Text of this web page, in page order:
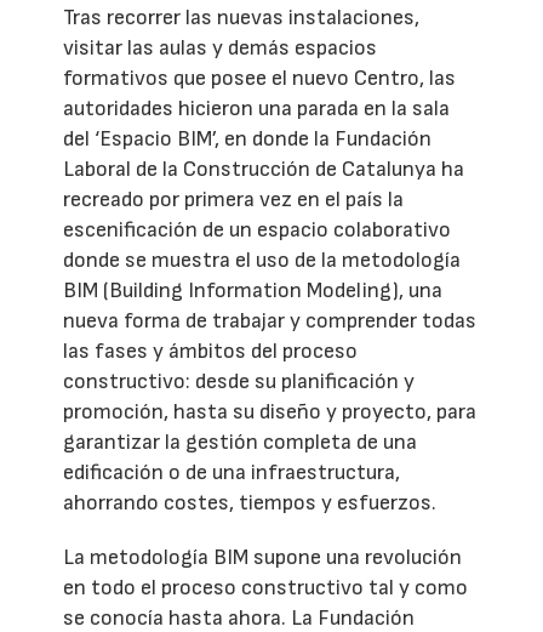
Tras recorrer las nuevas instalaciones,
visitar las aulas y demás espacios
formativos que posee el nuevo Centro, las
autoridades hicieron una parada en la sala
del ‘Espacio BIM’, en donde la Fundación
Laboral de la Construcción de Catalunya ha
recreado por primera vez en el país la
escenificación de un espacio colaborativo
donde se muestra el uso de la metodología
BIM (Building Information Modeling), una
nueva forma de trabajar y comprender todas
las fases y ámbitos del proceso
constructivo: desde su planificación y
promoción, hasta su diseño y proyecto, para
garantizar la gestión completa de una
edificación o de una infraestructura,
ahorrando costes, tiempos y esfuerzos.
La metodología BIM supone una revolución
en todo el proceso constructivo tal y como
se conocía hasta ahora. La Fundación